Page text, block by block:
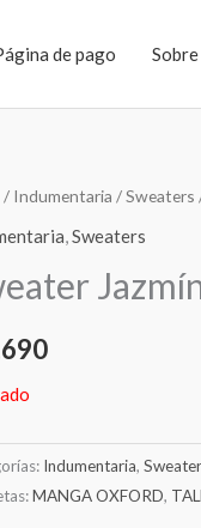
de pago
/ Indumentaria /Sweaters
,Sweaters
Indumentaria,
MANGA OXFORD,